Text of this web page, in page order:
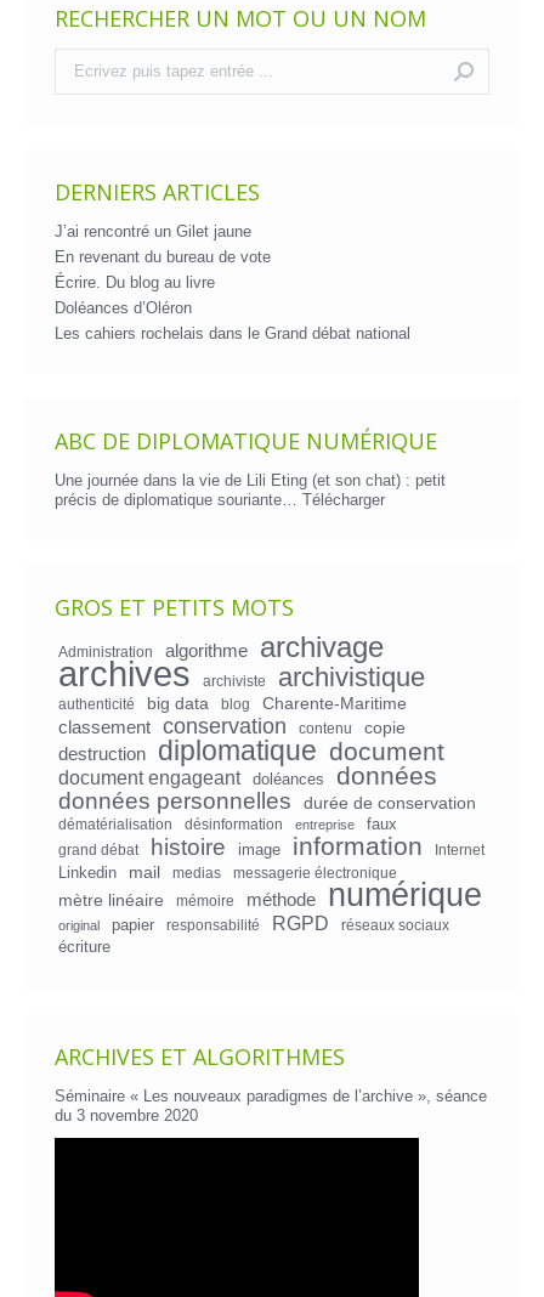
RECHERCHER UN MOT OU UN NOM
DERNIERS ARTICLES
J’ai rencontré un Gilet jaune
En revenant du bureau de vote
Écrire. Du blog au livre
Doléances d’Oléron
Les cahiers rochelais dans le Grand débat national
ABC DE DIPLOMATIQUE NUMÉRIQUE
Une journée dans la vie de Lili Eting (et son chat) : petit
précis de diplomatique souriante… Télécharger
GROS ET PETITS MOTS
Administration algorithme archivage
archives archiviste archivistique
authenticité big data blog
Charente-Maritime
classement
conservation contenu
copie
destruction
diplomatique document
document engageant doléances données
données personnelles durée de conservation
dématérialisation désinformation entreprise faux
grand débat histoire image information Internet
Linkedin mail medias messagerie électronique
mètre linéaire mémoire méthode numérique
original papier responsabilité RGPD réseaux sociaux
écriture
ARCHIVES ET ALGORITHMES
Séminaire « Les nouveaux paradigmes de l’archive », séance
du 3 novembre 2020